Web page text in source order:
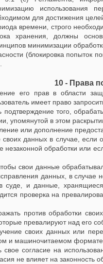
использования
для достижения
времени, строго
хранения, должны
минимизации
(блокировка попыток
10 - Права
его прав в области
имеет право
подтверждение того,
упомянутой в этом
или дополнение
данных в случае,
незаконной обработки или
свои данные
данных, в случае
суде, и данные,
проверка на
против обработки
превалируют над его
своих данных или
и машиночитаемом
согласие на
не влияет на законность